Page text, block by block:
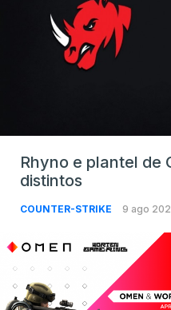
Rhyno e plantel de
distintos
COUNTER-STRIKE 9 ago